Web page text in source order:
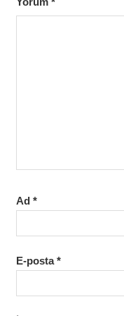
Ad *
E-posta*